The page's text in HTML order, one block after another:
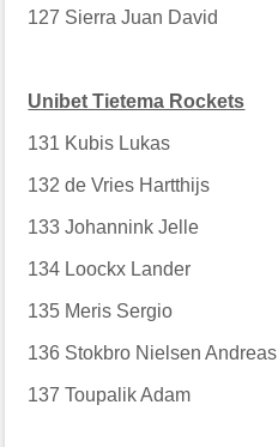
127 Sierra Juan David
Unibet Tietema Rockets
131 Kubis Lukas
132 de Vries Hartthijs
133 Johannink Jelle
134 Loockx Lander
135 Meris Sergio
136 Stokbro Nielsen Andreas
137 Toupalik Adam